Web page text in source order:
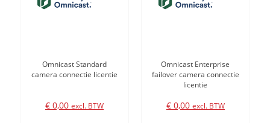
Omnicast Standard
camera connectie licentie
€ 0,00excl. BTW
Omnicast Enterprise
failover camera connectie
licentie
€ 0,00 excl. BTW